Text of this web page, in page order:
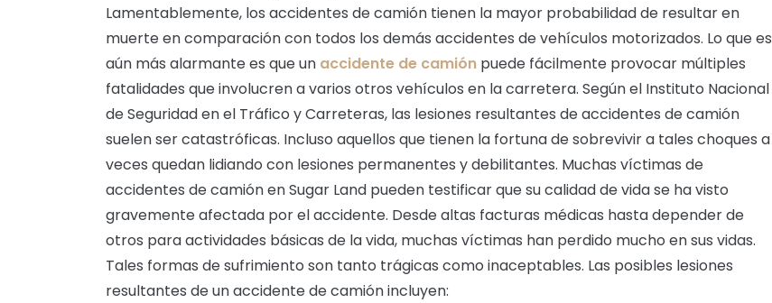
Lamentablemente, los accidentes de camión tienen la mayor probabilidad de resultar en
muerte en comparación con todos los demás accidentes de vehículos motorizados. Lo que es
aún más alarmante es que un accidente de camión puede fácilmente provocar múltiples
fatalidades que involucren a varios otros vehículos en la carretera. Según el Instituto Nacional
de Seguridad en el Tráfico y Carreteras, las lesiones resultantes de accidentes de camión
suelen ser catastróficas. Incluso aquellos que tienen la fortuna de sobrevivir a tales choques a
veces quedan lidiando con lesiones permanentes y debilitantes. Muchas víctimas de
accidentes de camión en Sugar Land pueden testificar que su calidad de vida se ha visto
gravemente afectada por el accidente. Desde altas facturas médicas hasta depender de
otros para actividades básicas de la vida, muchas víctimas han perdido mucho en sus vidas.
Tales formas de sufrimiento son tanto trágicas como inaceptables. Las posibles lesiones
resultantes de un accidente de camión incluyen: